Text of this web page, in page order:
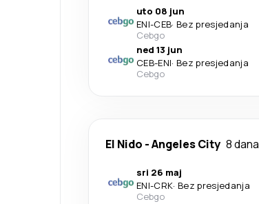
uto 08 jun
ENI-CEB· Bez presjedanja
Cebgo
ned 13 jun
CEB-ENI· Bez presjedanja
Cebgo
El Nido -Angeles City 8 dana
sri 26 maj
ENI-CRK· Bez presjedanja
Cebgo